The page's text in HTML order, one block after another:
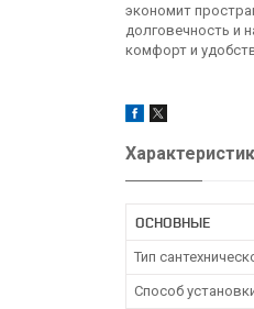
экономит
долговечность и
комфорт и
ОСНОВНЫЕ
Тип
Способ